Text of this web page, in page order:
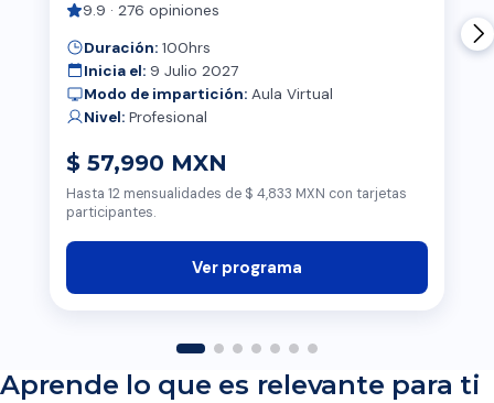
9.9 · 276 opiniones
Duración: 100hrs
Inicia el: 9 Julio 2027
Modo de impartición: Aula Virtual
Nivel: Profesional
$ 57,990 MXN
Hasta 12 mensualidades de $ 4,833 MXN con tarjetas
participantes.
Ver programa
Aprende lo que es relevante para ti